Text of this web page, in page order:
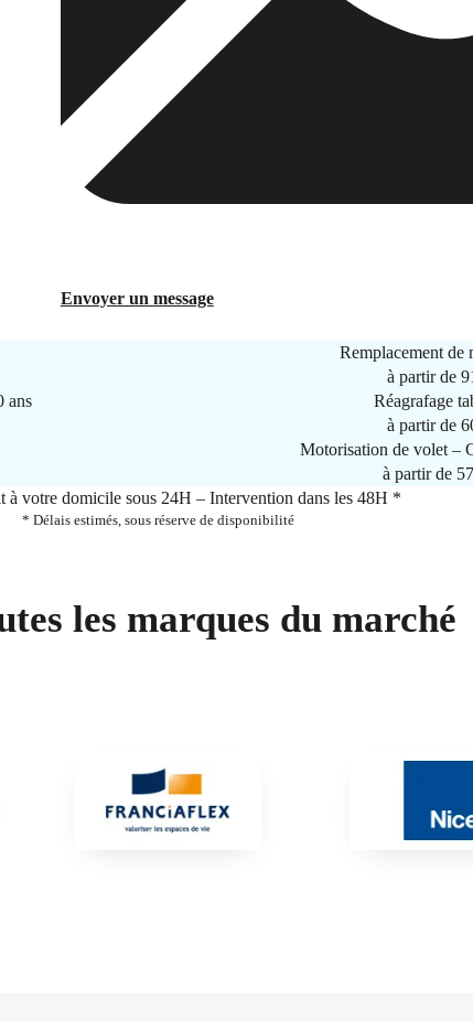
Envoyer un message
Remplacement de
à partir de
ans
Réagrafage
à partir de
Motorisation de volet –
à partir de
à votre domicile sous 24H – Intervention dans les 48H *
* Délais estimés, sous réserve de disponibilité
les marques du marché